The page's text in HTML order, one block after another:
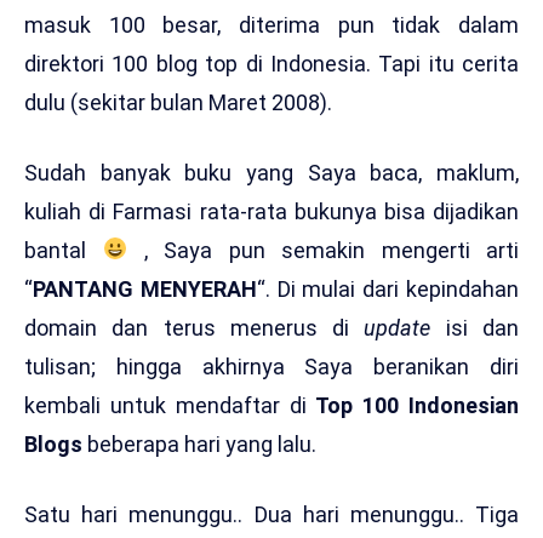
masuk 100 besar, diterima pun tidak dalam
direktori 100 blog top di Indonesia. Tapi itu cerita
dulu (sekitar bulan Maret 2008).
Sudah banyak buku yang Saya baca, maklum,
kuliah di Farmasi rata-rata bukunya bisa dijadikan
bantal
, Saya pun semakin mengerti arti
“PANTANG MENYERAH“. Di mulai dari kepindahan
domain dan terus menerus diupdate isi dan
tulisan; hingga akhirnya Saya beranikan diri
kembali untuk mendaftar di Top 100 Indonesian
Blogs beberapa hari yang lalu.
Satu hari menunggu.. Dua hari menunggu.. Tiga